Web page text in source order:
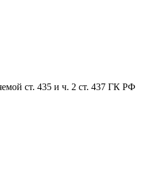
ст. 435 и ч. 2 ст. 437 ГК РФ